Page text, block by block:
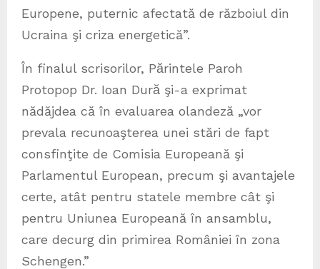
Europene, puternic afectată de războiul din
Ucraina şi criza energetică”.
În finalul scrisorilor, Pӑrintele Paroh
Protopop Dr. Ioan Durӑ şi-a exprimat
nădăjdea că în evaluarea olandeză „vor
prevala recunoaşterea unei stări de fapt
consfinţite de Comisia Europeană şi
Parlamentul European, precum şi avantajele
certe, atât pentru statele membre cât şi
pentru Uniunea Europeană în ansamblu,
care decurg din primirea României în zona
Schengen.”